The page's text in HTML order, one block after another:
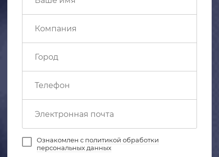
Ознакомлен с политикой обработки
персональных данных